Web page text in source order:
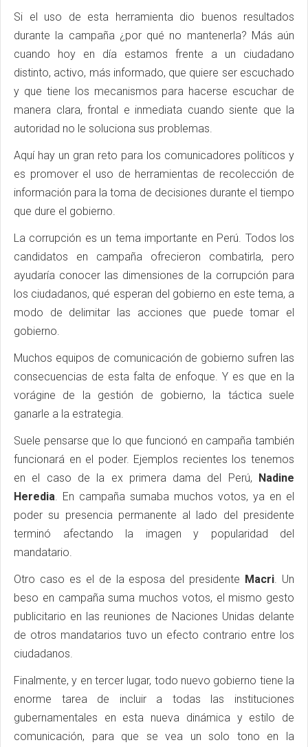
Si el uso de esta herramienta dio buenos resultados
durante la campaña ¿por qué no mantenerla? Más aún
cuando hoy en día estamos frente a un ciudadano
distinto, activo, más informado, que quiere ser escuchado
y que tiene los mecanismos para hacerse escuchar de
manera clara, frontal e inmediata cuando siente que la
autoridad no le soluciona sus problemas.
Aquí hay un gran reto para los comunicadores políticos y
es promover el uso de herramientas de recolección de
información para la toma de decisiones durante el tiempo
que dure el gobierno.
La corrupción es un tema importante en Perú. Todos los
candidatos en campaña ofrecieron combatirla, pero
ayudaría conocer las dimensiones de la corrupción para
los ciudadanos, qué esperan del gobierno en este tema, a
modo de delimitar las acciones que puede tomar el
gobierno.
Muchos equipos de comunicación de gobierno sufren las
consecuencias de esta falta de enfoque. Y es que en la
vorágine de la gestión de gobierno, la táctica suele
ganarle a la estrategia.
Suele pensarse que lo que funcionó en campaña también
funcionará en el poder. Ejemplos recientes los tenemos
en el caso de la ex primera dama del Perú, Nadine
Heredia. En campaña sumaba muchos votos, ya en el
poder su presencia permanente al lado del presidente
terminó afectando la imagen y popularidad del
mandatario.
Otro caso es el de la esposa del presidente Macri. Un
beso en campaña suma muchos votos, el mismo gesto
publicitario en las reuniones de Naciones Unidas delante
de otros mandatarios tuvo un efecto contrario entre los
ciudadanos.
Finalmente, y en tercer lugar, todo nuevo gobierno tiene la
enorme tarea de incluir a todas las instituciones
gubernamentales en esta nueva dinámica y estilo de
comunicación, para que se vea un solo tono en la